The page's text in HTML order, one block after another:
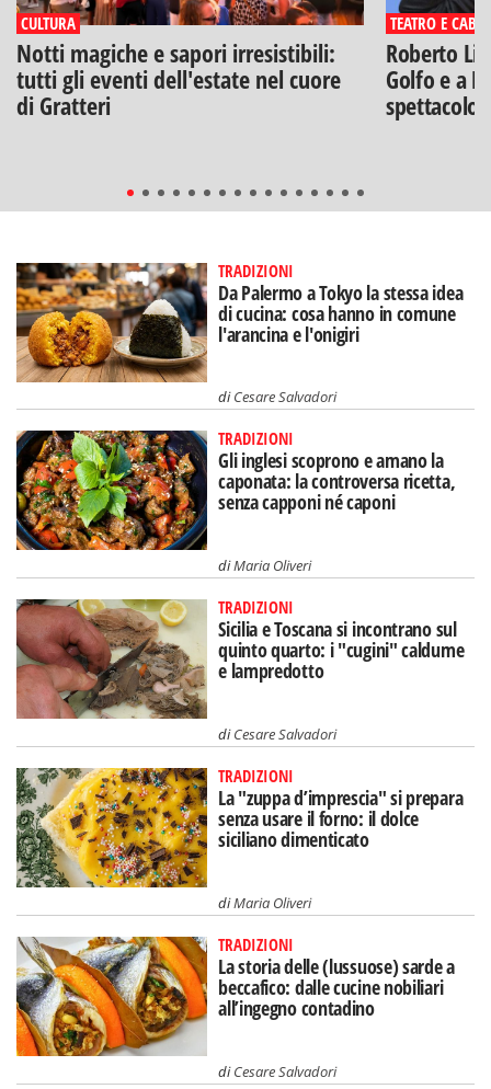
CULTURA
Notti magiche e sapori irresistibili:
tutti gli eventi dell'estate nel cuore
di Gratteri
TEATRO E
Roberto
Golfo e a
spettacolo"
TRADIZIONI
Da Palermo a Tokyo la stessa idea
di cucina: cosa hanno in comune
l'arancina e l'onigiri
diCesare Salvadori
TRADIZIONI
Gli inglesi scoprono e amano la
caponata: la controversa ricetta,
senza capponi né caponi
diMaria Oliveri
TRADIZIONI
Sicilia e Toscana si incontrano sul
quinto quarto: i "cugini" caldume
e lampredotto
diCesare Salvadori
TRADIZIONI
La "zuppa d’imprescia" si prepara
senza usare il forno: il dolce
siciliano dimenticato
diMaria Oliveri
TRADIZIONI
La storia delle (lussuose) sarde a
beccafico: dalle cucine nobiliari
all’ingegno contadino
diCesare Salvadori